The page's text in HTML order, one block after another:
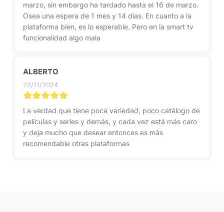
marzo, sin embargo ha tardado hasta el 16 de marzo.
Osea una espera de 1 mes y 14 días. En cuanto a la
plataforma bien, es lo esperable. Pero en la smart tv
funcionalidad algo mala
ALBERTO
22/11/2024
La verdad que tiene poca variedad, poco catálogo de
películas y series y demás, y cada vez está más caro
y deja mucho que desear entonces es más
recomendable otras plataformas